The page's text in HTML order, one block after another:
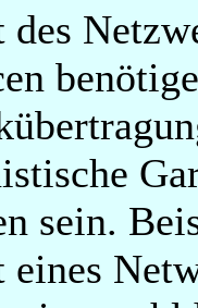
des
sein.
eines